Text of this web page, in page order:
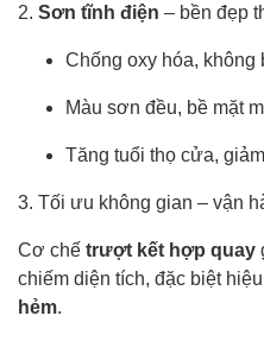
2. Sơn tĩnh điện – bền đẹp
Chống oxy hóa, không
Màu sơn đều, bề mặt
Tăng tuổi thọ cửa,
3. Tối ưu không gian – vận
Cơ chế trượt kết hợp quay
chiếm diện tích, đặc biệt
hẻm.